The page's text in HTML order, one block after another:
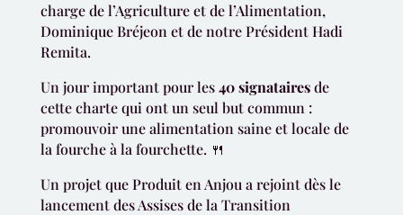
charge de l’Agriculture et de l’Alimentation,
Dominique Bréjeon et de notre Président Hadi
Remita.
Un jour important pour les40 signatairesde
cette charte qui ont un seul but commun :
promouvoir une alimentation saine et locale de
la fourche à la fourchette. 🍴
Un projet que Produit en Anjou a rejoint dès le
lancement des Assises de la Transition